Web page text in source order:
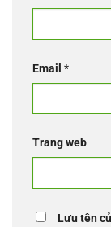
Email *
Trang web
Lưu tên